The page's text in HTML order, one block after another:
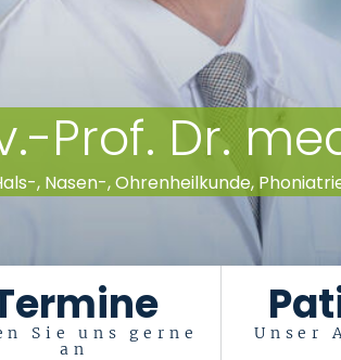
Prof. Dr.
, Nasen-, Ohrenheilkunde,
Sie uns gerne
an
Unser